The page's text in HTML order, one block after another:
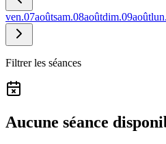
ven.07aoûtsam.08aoûtdim.09aoûtlun.
Filtrer les séances
Aucune séance